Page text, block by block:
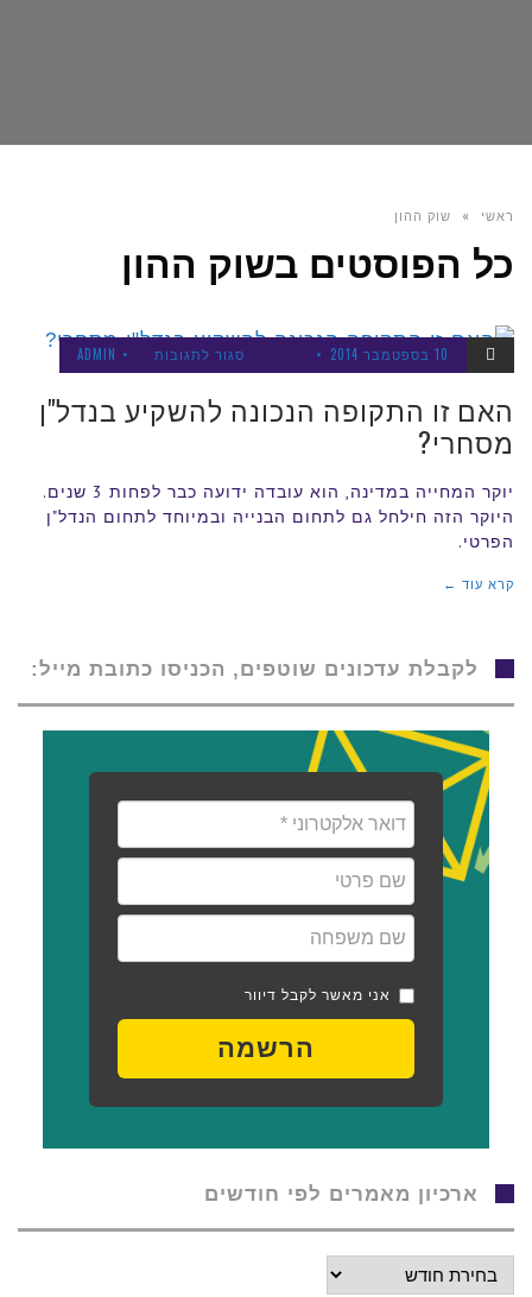
ראשי » שוק ההון
כל הפוסטים בשוק ההון
נדל"ן ביש
ראל
10 בספטמבר 2014 סגור לתגובות
על
זו
הנכונה
להשקיע
ADMIN
האם זו התקופה הנכונה להשקיע בנדל"ן
מסחרי?
יוקר המחייה במדינה, הוא עובדה ידועה כבר לפחות 3 שנים.
היוקר הזה חילחל גם לתחום הבנייה ובמיוחד לתחום הנדל"ן
הפרטי.
קרא עוד ←
לקבלת עדכונים שוטפים, הכניסו כתובת מייל:
אני מאשר לקבל דיוור
הרשמה
ארכיון מאמרים לפי חודשים
ארכיון
מאמרים